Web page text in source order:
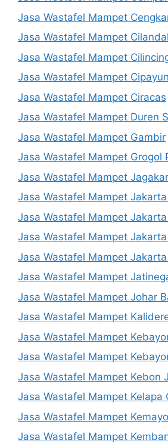
Jasa Wastafel Mampet
Jasa Wastafel Mampet
Jasa Wastafel Mampet
Jasa Wastafel Mampet
Jasa Wastafel Mampet Ciracas
Jasa Wastafel Mampet Duren
Jasa Wastafel Mampet Gambir
Jasa Wastafel Mampet Grogol
Jasa Wastafel Mampet
Jasa Wastafel Mampet
Jasa Wastafel Mampet
Jasa Wastafel Mampet
Jasa Wastafel Mampet
Jasa Wastafel Mampet
Jasa Wastafel Mampet Johar
Jasa Wastafel Mampet
Jasa Wastafel Mampet
Jasa Wastafel Mampet
Jasa Wastafel Mampet Kebon
Jasa Wastafel Mampet Kelapa
Jasa Wastafel Mampet
Jasa Wastafel Mampet